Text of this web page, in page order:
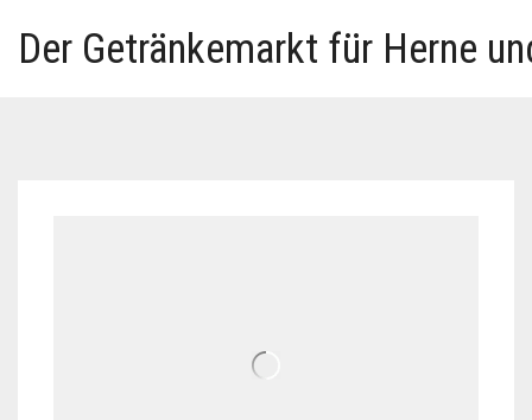
Der Getränkemarkt für Herne